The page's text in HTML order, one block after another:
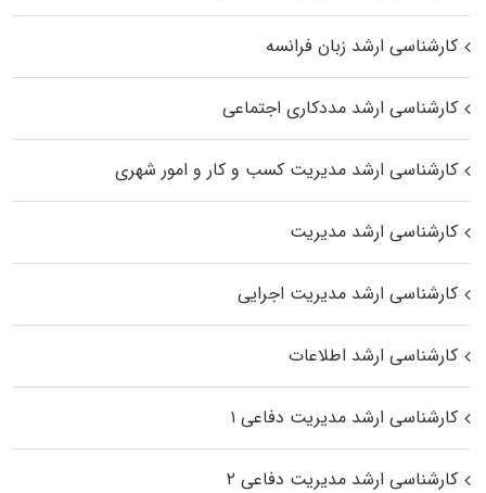
کارشناسی ارشد زبان فرانسه
کارشناسی ارشد مددکاری اجتماعی
کارشناسی ارشد مدیریت کسب و کار و امور شهری
کارشناسی ارشد مدیریت
کارشناسی ارشد مدیریت اجرایی
کارشناسی ارشد اطلاعات
کارشناسی ارشد مدیریت دفاعی ۱
کارشناسی ارشد مدیریت دفاعی ۲